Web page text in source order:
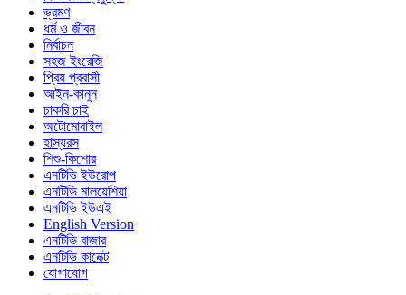
ভ্রমণ
ধর্ম ও জীবন
নির্বাচন
সহজ ইংরেজি
প্রিয় প্রবাসী
আইন-কানুন
চাকরি চাই
অটোমোবাইল
হাস্যরস
শিশু-কিশোর
এনটিভি ইউরোপ
এনটিভি মালয়েশিয়া
এনটিভি ইউএই
English Version
এনটিভি বাজার
এনটিভি কানেক্ট
যোগাযোগ